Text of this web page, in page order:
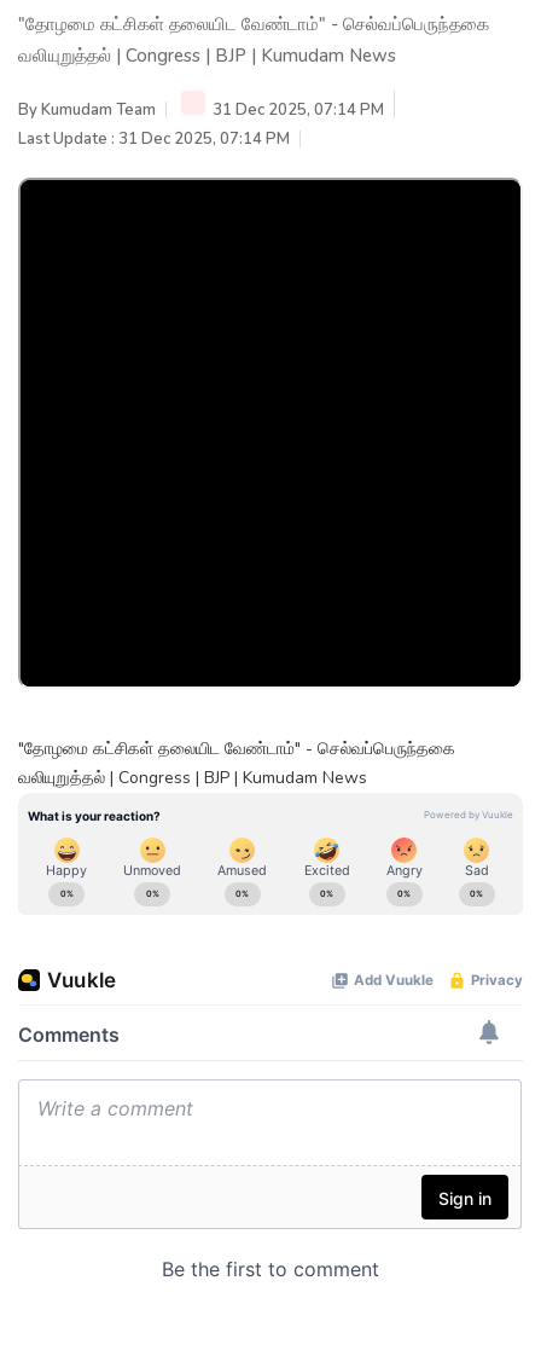
"தோழமை கட்சிகள் தலையிட வேண்டாம்" - செல்வப்பெருந்தகை
வலியுறுத்தல் | Congress | BJP | Kumudam News
ByKumudam Team
31 Dec 2025, 07:14 PM
Last Update : 31 Dec 2025, 07:14 PM
"தோழமை கட்சிகள் தலையிட வேண்டாம்" - செல்வப்பெருந்தகை
வலியுறுத்தல் | Congress | BJP | Kumudam News